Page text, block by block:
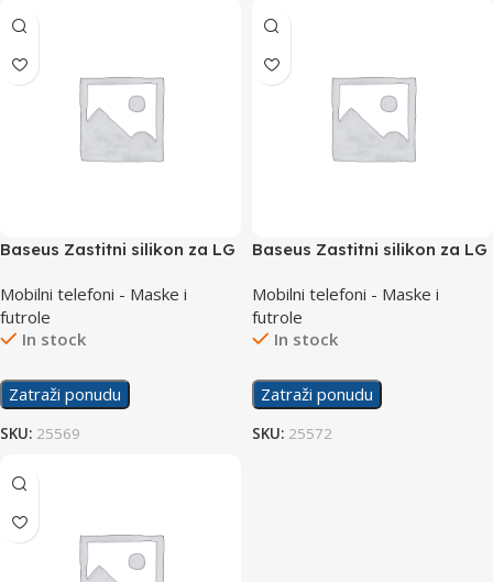
Baseus Zastitni silikon za LG
Mobilni telefoni - Maske i
futrole
In stock
Zatraži ponudu
SKU: 25569
Baseus Zastitni silikon za LG
Mobilni telefoni - Maske i
futrole
In stock
Zatraži ponudu
SKU: 25572